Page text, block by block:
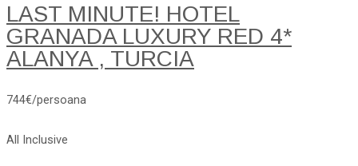
LAST MINUTE! HOTEL
GRANADA LUXURY RED 4*
ALANYA , TURCIA
744€/persoana
All Inclusive